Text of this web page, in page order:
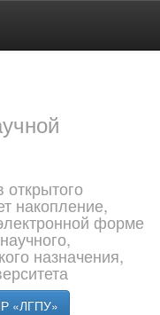
накопление,
форме
назначения,
«ЛГПУ»